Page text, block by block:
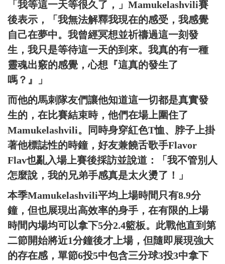
「我等這一天等很久了，」Mamukelashvili賽
後表示，「我無法解釋我現在的感受，我感覺
自己在夢中。我曾經冥想並祈禱過這一刻發
生，我只是等待這一天的到來。我真的有一種
靈魂出竅的感覺，心想『這真的發生了
嗎？』」
而他的馬刺隊友們讓他知道這一切都是真實發
生的，在比賽結束時，他們在場上圍住了
Mamukelashvili。同時身穿紅色T恤、脖子上掛
著他標誌性的時鐘，好友兼饒舌歌手Flavor
Flav也亂入場上賽後採訪並說道：「我不管別人
怎麼說，我的兄弟手感真是太火燙了！」
本季Mamukelashvili平均上場時間只有8.9分
鐘，但也展現出高效率的身手，在有限的上場
時間內場均可以拿下5分2.4籃板。此戰他直到第
二節開始將近1分鐘後才上場，但隨即展現強大
的存在感，單節6投5中包含三分球3投3中拿下